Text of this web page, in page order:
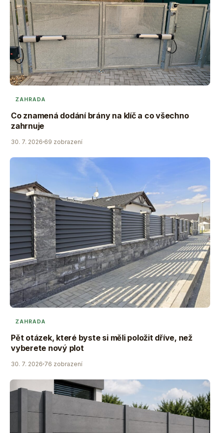
ZAHRADA
Co znamená dodání brány na klíč a co všechno
zahrnuje
30. 7. 2026 69 zobrazení
ZAHRADA
Pět otázek, které byste si měli položit dříve, než
vyberete nový plot
30. 7. 2026 76 zobrazení